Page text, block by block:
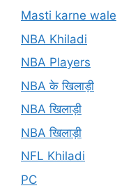
Masti karne wale
NBA Khiladi
NBA Players
NBA के खिलाड़ी
NBA खिलाड़ी
NBA खिलाड़ी
NFL Khiladi
PC